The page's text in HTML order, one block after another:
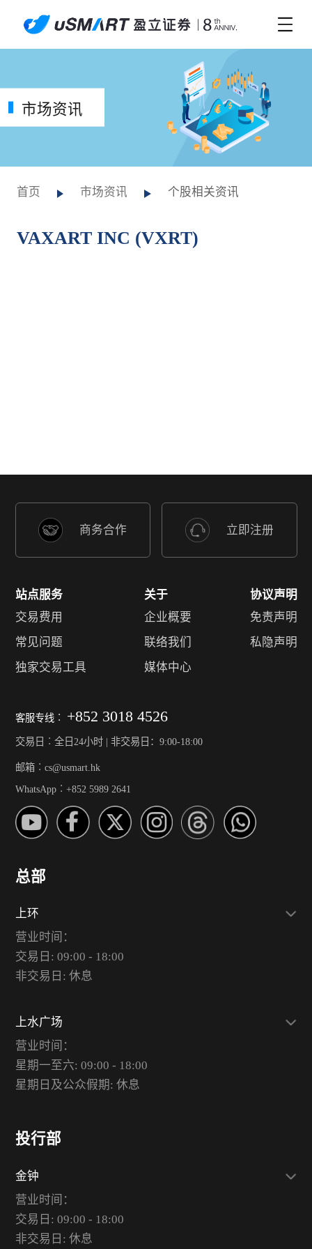
市场资讯
首页 市场资讯 个股相关资讯
VAXART INC (VXRT)
商务合作 立即注册
站点服务
交易费用
常见问题
独家交易工具
关于
企业概要
联络我们
媒体中心
协议声明
免责声明
私隐声明
客服专线︰ +852 3018 4526
交易日︰全日24小时 | 非交易日：9:00-18:00
邮箱︰cs@usmart.hk
WhatsApp︰+852 5989 2641
总部
上环
营业时间：
交易日: 09:00 - 18:00
非交易日: 休息
上水广场
营业时间：
星期一至六: 09:00 - 18:00
星期日及公众假期: 休息
投行部
金钟
营业时间：
交易日: 09:00 - 18:00
非交易日: 休息